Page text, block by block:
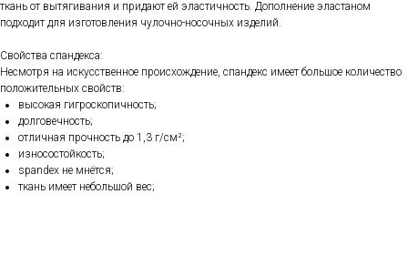
ткань от вытягивания и придают ей эластичность. Дополнение эластаном
подходит для изготовления чулочно-носочных изделий.
Свойства спандекса:
Несмотря на искусственное происхождение, спандекс имеет большое количество
положительных свойств:
высокая гигроскопичность;
долговечность;
отличная прочность до 1,3 г/см²;
износостойкость;
spandex не мнётся;
ткань имеет небольшой вес;